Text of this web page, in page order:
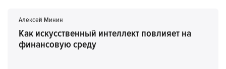
Алексей Минин
Как искусственный интеллект повлияет на
финансовую среду